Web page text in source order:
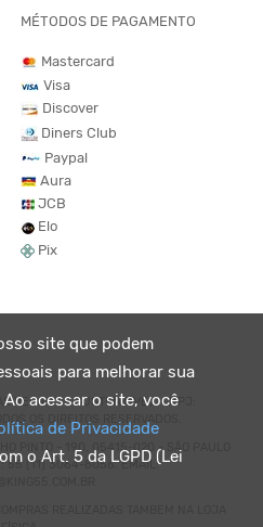
site que podem
para melhorar sua
acessar o site, você
de Privacidade
o Art. 5 da LGPD (Lei
MÉTODOS DE PAGAMENTO
Mastercard
Visa
Discover
Diners Club
Paypal
Aura
JCB
Elo
Pix
VEGANO E SUSTENTÁVEL. CNPJ:
OS DIREITOS RESERVADOS.
PINTO - 190, 05415-020 - SÃO PAULO
55 (11) 3064-8056. EMAIL: